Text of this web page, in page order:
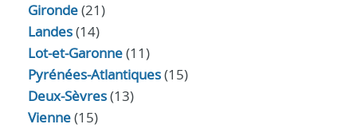
Gironde(21)
Landes(14)
Lot-et-Garonne(11)
Pyrénées-Atlantiques(15)
Deux-Sèvres(13)
Vienne(15)